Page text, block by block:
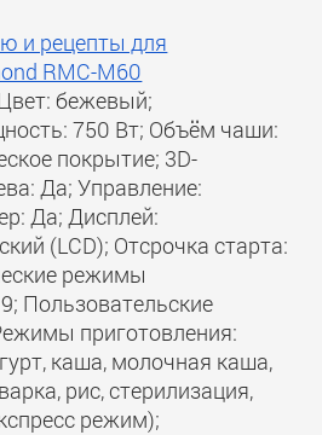
и рецепты для
RMC-M60
бежевый;
750 Вт; Объём чаши:
покрытие; 3D-
Да; Управление:
Да; Дисплей:
(LCD); Отсрочка старта:
режимы
Пользовательские
приготовления:
каша, молочная каша,
рис, стерилизация,
режим);